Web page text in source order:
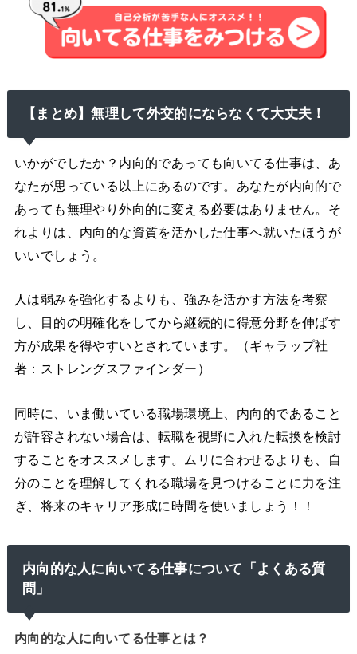
【まとめ】無理して外交的にならなくて大丈夫！
いかがでしたか？内向的であっても向いてる仕事は、あ
なたが思っている以上にあるのです。あなたが内向的で
あっても無理やり外向的に変える必要はありません。そ
れよりは、内向的な資質を活かした仕事へ就いたほうが
いいでしょう。
人は弱みを強化するよりも、強みを活かす方法を考察
し、目的の明確化をしてから継続的に得意分野を伸ばす
方が成果を得やすいとされています。（ギャラップ社
著：ストレングスファインダー）
同時に、いま働いている職場環境上、内向的であること
が許容されない場合は、転職を視野に入れた転換を検討
することをオススメします。ムリに合わせるよりも、自
分のことを理解してくれる職場を見つけることに力を注
ぎ、将来のキャリア形成に時間を使いましょう！！
内向的な人に向いてる仕事について「よくある質
問」
内向的な人に向いてる仕事とは？